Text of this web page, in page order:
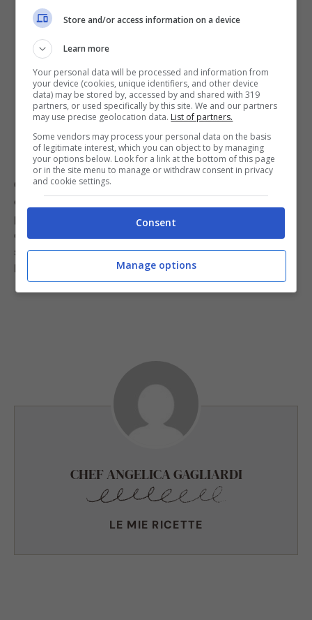
Consiglio extra:se scongelate il vostro impasto crudo
durante una giornata particolarmente calda, mettetelo
prima in frigorifero. Il processo di scongelamento deve
essere lento per poter subentrare la lievitazione e lo
sbalzo con la temperatura ambientale potrebbe
bloccare il processo.
CHEF ANGELICA GAGLIARDI
LE MIE RICETTE
Store and/or access information on a device
Learn more
Your personal data will be processed and information from
your device (cookies, unique identifiers, and other device
data) may be stored by, accessed by and shared with 319
partners, or used specifically by this site. We and our partners
may use precise geolocation data. List of partners.
Some vendors may process your personal data on the basis
of legitimate interest, which you can object to by managing
your options below. Look for a link at the bottom of this page
or in the site menu to manage or withdraw consent in privacy
and cookie settings.
Consent
Manage options